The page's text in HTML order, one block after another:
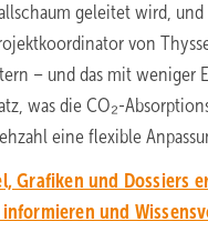
geleitet wird,
von
– und das mit
was die CO₂-
eine flexible
Grafiken und Dossiers
und